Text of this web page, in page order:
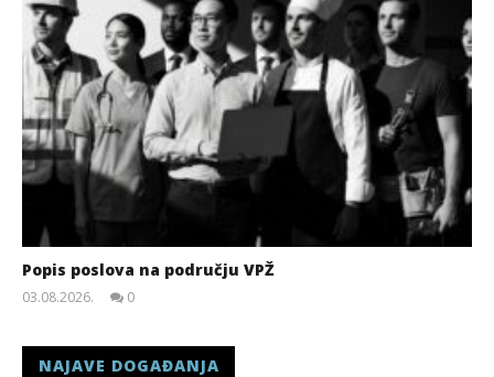
Popis poslova na području VPŽ
03.08.2026.
0
NAJAVE DOGAĐANJA